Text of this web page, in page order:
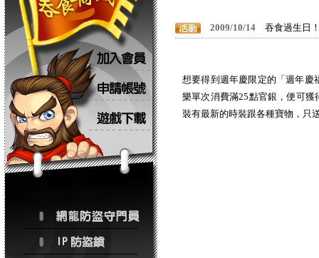
2009/10/14 吞食過生日
想要得到週年慶限定的「週年慶
樂單次消費滿25點官銀，便可
裝有最新的時裝跟各種寶物，只